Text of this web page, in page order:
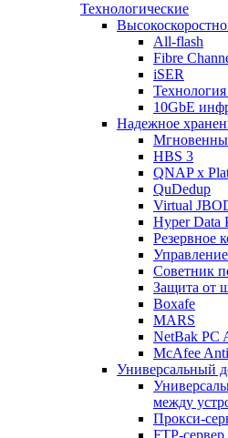
Технологические
All-flash
Fibre
iSER
10GbE
Надежное
HBS 3
QNAP x
QuDedup
Virtual
Hyper Data
Резервное
Советник
Защита от
Boxafe
MARS
NetBak PC
McAfee
Универсальный
между
Прокси-